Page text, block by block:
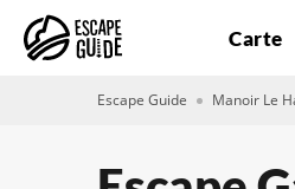
Carte
Escape Guide Manoir Le